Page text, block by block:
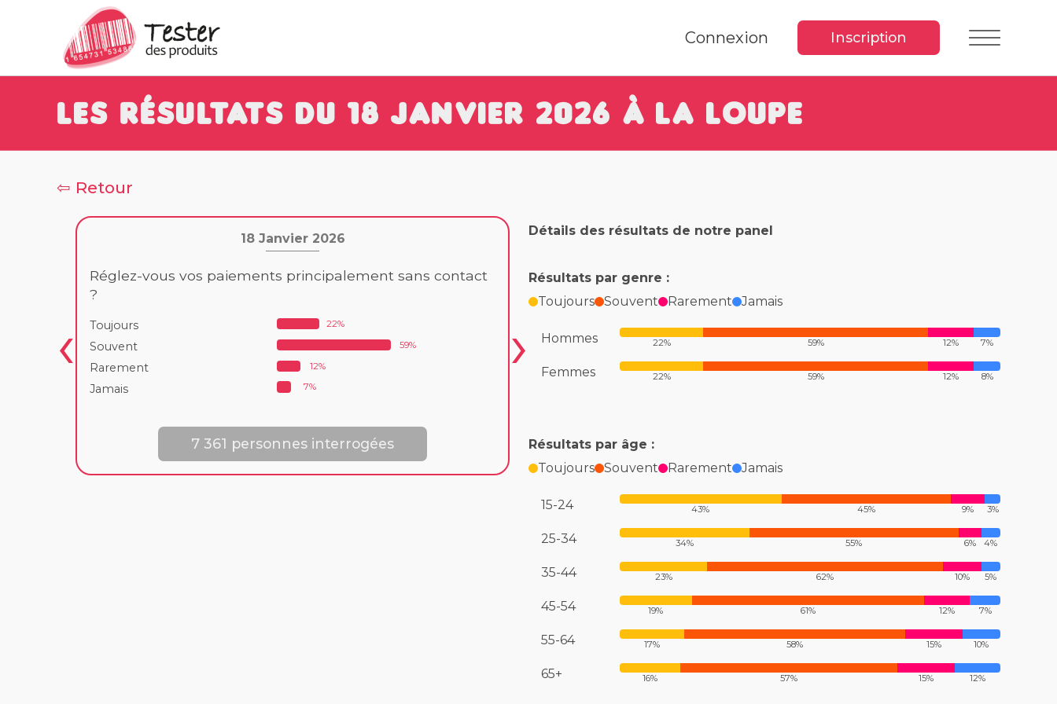
Connexion Inscription
Les résultats du 18 Janvier 2026 à la loupe
⇦ Retour
18 Janvier 2026
Réglez-vous vos paiements principalement sans contact
?
Toujours 22%
Souvent 59%
Rarement 12%
Jamais 7%
7 361 personnes interrogées
Détails des résultats de notre panel
Résultats par genre :
Toujours
Souvent Rarement Jamais
Hommes 22% 59% 12% 7%
Femmes 22% 59% 12% 8%
Résultats par âge :
Toujours
Souvent Rarement Jamais
15-24 43% 45% 9% 3%
25-34 34% 55% 6% 4%
35-44 23% 62% 10% 5%
45-54 19% 61% 12% 7%
55-64 17% 58% 15% 10%
65+ 16% 57% 15% 12%